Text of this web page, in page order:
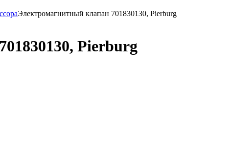
Электромагнитный клапан 701830130, Pierburg
Pierburg